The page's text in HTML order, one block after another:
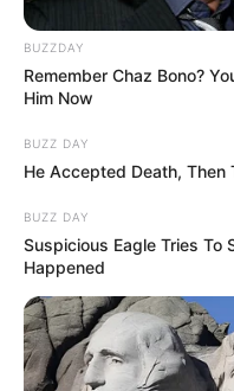
BUZZDAY
Remember Chaz Bono?
Him Now
BUZZ DAY
He Accepted Death, Then
BUZZ DAY
Suspicious Eagle Tries To
Happened